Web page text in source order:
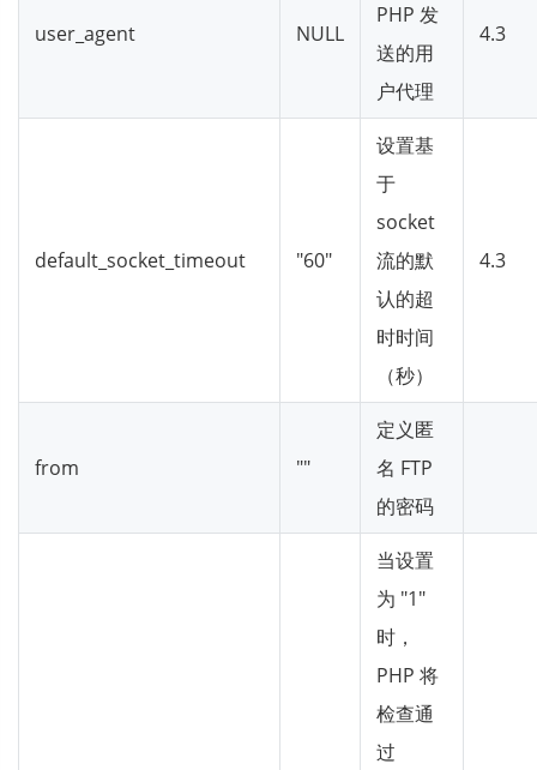
user_agent NULL
PHP 发
送的用
户代理
4.3
default_socket_timeout "60"
设置基
于
socket
流的默
认的超
时时间
（秒）
4.3
from ""
定义匿
名 FTP
的密码
当设置
为 "1"
时，
PHP 将
检查通
过